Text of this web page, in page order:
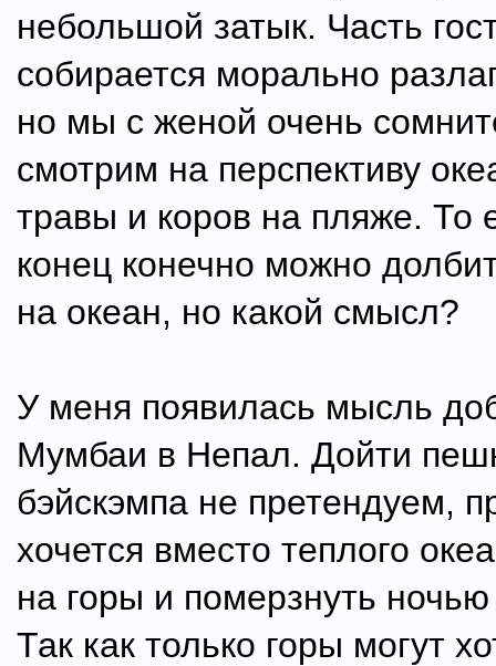
небольшой затык. Часть
собирается морально
но мы с женой очень
смотрим на перспективу
травы и коров на пляже. То
конец конечно можно
на океан, но какой смысл?
У меня появилась мысль
Мумбаи в Непал. Дойти
бэйскэмпа не претендуем,
хочется вместо теплого
на горы и померзнуть
Так как только горы могут